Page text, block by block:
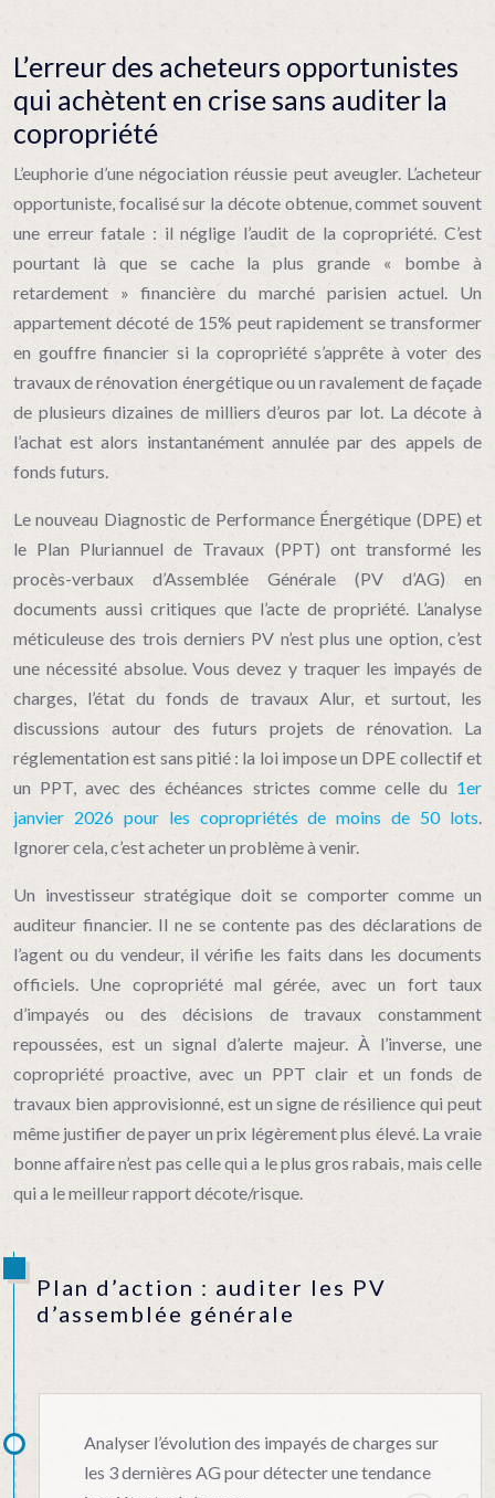
L’erreur des acheteurs opportunistes
qui achètent en crise sans auditer la
copropriété
L’euphorie d’une négociation réussie peut aveugler. L’acheteur
opportuniste, focalisé sur la décote obtenue, commet souvent
une erreur fatale : il néglige l’audit de la copropriété. C’est
pourtant là que se cache la plus grande « bombe à
retardement » financière du marché parisien actuel. Un
appartement décoté de 15% peut rapidement se transformer
en gouffre financier si la copropriété s’apprête à voter des
travaux de rénovation énergétique ou un ravalement de façade
de plusieurs dizaines de milliers d’euros par lot. La décote à
l’achat est alors instantanément annulée par des appels de
fonds futurs.
Le nouveau Diagnostic de Performance Énergétique (DPE) et
le Plan Pluriannuel de Travaux (PPT) ont transformé les
procès-verbaux d’Assemblée Générale (PV d’AG) en
documents aussi critiques que l’acte de propriété. L’analyse
méticuleuse des trois derniers PV n’est plus une option, c’est
une nécessité absolue. Vous devez y traquer les impayés de
charges, l’état du fonds de travaux Alur, et surtout, les
discussions autour des futurs projets de rénovation. La
réglementation est sans pitié : la loi impose un DPE collectif et
un PPT, avec des échéances strictes comme celle du 1er
janvier 2026 pour les copropriétés de moins de 50 lots.
Ignorer cela, c’est acheter un problème à venir.
Un investisseur stratégique doit se comporter comme un
auditeur financier. Il ne se contente pas des déclarations de
l’agent ou du vendeur, il vérifie les faits dans les documents
officiels. Une copropriété mal gérée, avec un fort taux
d’impayés ou des décisions de travaux constamment
repoussées, est un signal d’alerte majeur. À l’inverse, une
copropriété proactive, avec un PPT clair et un fonds de
travaux bien approvisionné, est un signe de résilience qui peut
même justifier de payer un prix légèrement plus élevé. La vraie
bonne affaire n’est pas celle qui a le plus gros rabais, mais celle
qui a le meilleur rapport décote/risque.
Plan d’action : auditer les PV
d’assemblée générale
Analyser l’évolution des impayés de charges sur
les 3 dernières AG pour détecter une tendance